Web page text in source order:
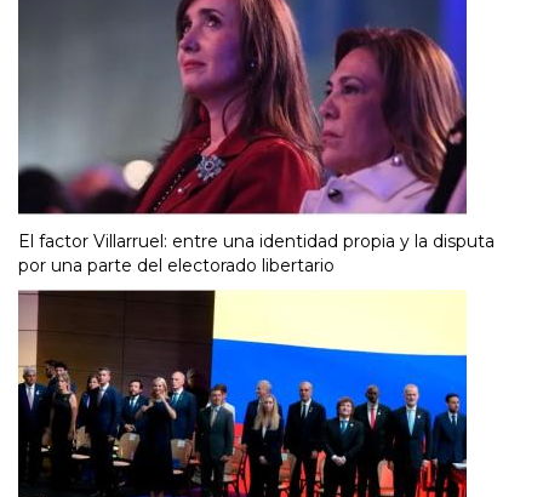
El factor Villarruel: entre una identidad propia y la disputa
por una parte del electorado libertario